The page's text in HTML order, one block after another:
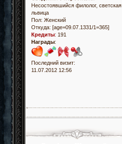
Несостоявшийся филолог, светская
львица
Пол: Женский
Откуда: [age=09.07.1331/1=365]
Кредиты: 191
Награды:
Последний визит:
11.07.2012 12:56